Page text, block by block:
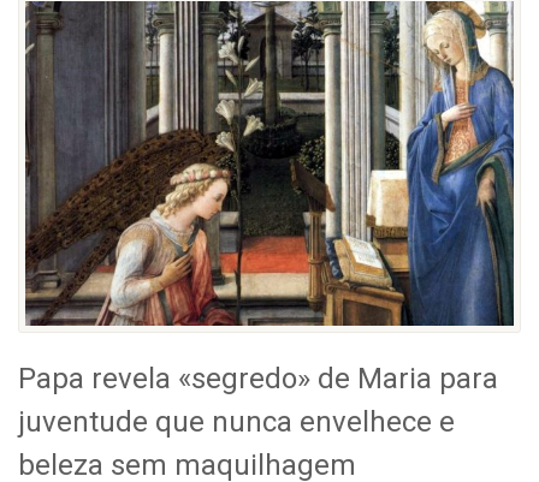
Papa revela «segredo» de Maria para
juventude que nunca envelhece e
beleza sem maquilhagem